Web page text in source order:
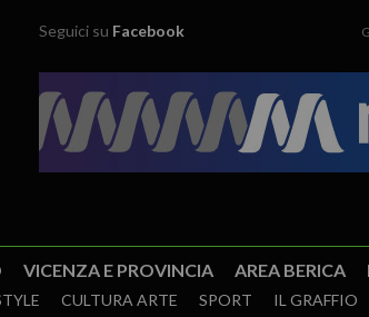
Seguici su Facebook
VICENZA E PROVINCIA AREA BERICA
CULTURA ARTE SPORT IL GRAFFIO